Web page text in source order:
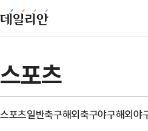
스포츠
스포츠일반축구해외축구야구해외야